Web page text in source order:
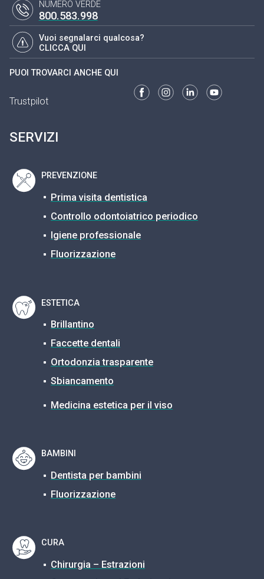
NUMERO VERDE
800.583.998
Vuoi segnalarci qualcosa?
CLICCA QUI
PUOI TROVARCI ANCHE QUI
Trustpilot
SERVIZI
PREVENZIONE
Prima visita dentistica
Controllo odontoiatrico periodico
Igiene professionale
Fluorizzazione
ESTETICA
Brillantino
Faccette dentali
Ortodonzia trasparente
Sbiancamento
Medicina estetica per il viso
BAMBINI
Dentista per bambini
Fluorizzazione
CURA
Chirurgia – Estrazioni